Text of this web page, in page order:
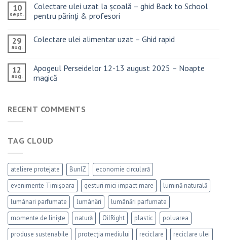
10
sept.
Colectare ulei uzat la școală – ghid Back to School
pentru părinți & profesori
29
aug.
Colectare ulei alimentar uzat – Ghid rapid
12
aug.
Apogeul Perseidelor 12-13 august 2025 – Noapte
magică
RECENT COMMENTS
TAG CLOUD
ateliere protejate BunIZ
economie circulară
evenimente Timișoara
gesturi mici impact mare
lumină naturală
lumânari parfumate
lumânări
lumânări parfumate
momente de liniște
natură OilRight plastic
poluarea
produse sustenabile
protecția mediului reciclare
reciclare ulei